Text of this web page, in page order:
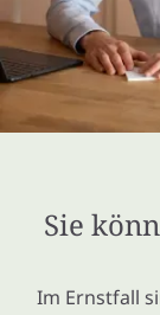
Sie
Im Ernstfall